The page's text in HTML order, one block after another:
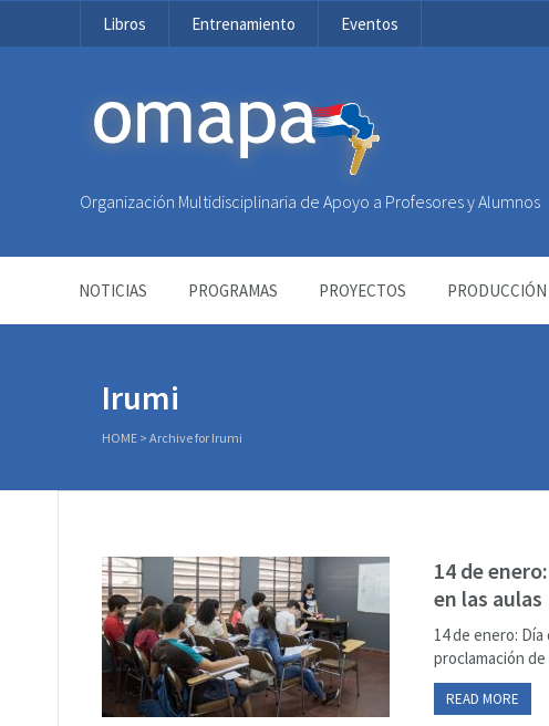
Libros Entrenamiento Eventos
OMAPA
Organización Multidisciplinaria de Apoyo a Profesores y Alumnos
NOTICIAS PROGRAMAS PROYECTOS
Irumi
HOME > Archive for Irumi
14 de
en las aulas
14 de enero:
proclamación de
READ MORE